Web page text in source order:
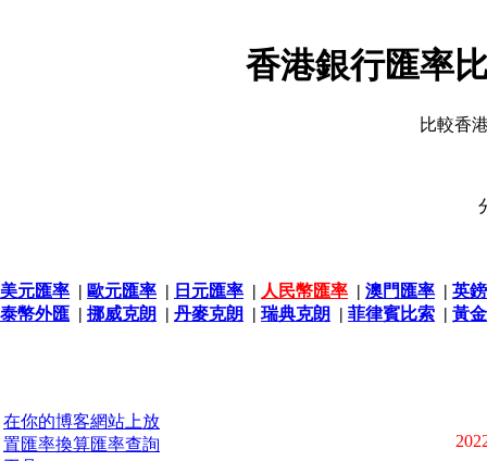
香港銀行匯率
比較香
美元匯率 | 歐元匯率 | 日元匯率 | 人民幣匯率 | 澳門匯率 | 英
泰幣外匯 | 挪威克朗 | 丹麥克朗 | 瑞典克朗 | 菲律賓比索 | 黃
在你的博客網站上放
置匯率換算匯率查詢